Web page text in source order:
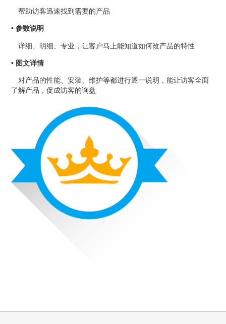
帮助访客迅速找到需要的产品
• 参数说明
详细、明细、专业，让客户马上能知道如何改产品的特性
• 图文详情
对产品的性能、安装、维护等都进行逐一说明，能让访客全面
了解产品，促成访客的询盘